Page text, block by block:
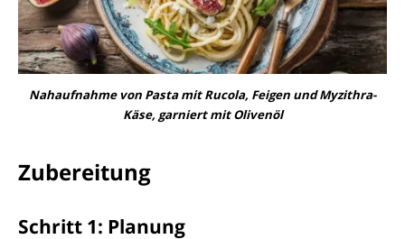
Nahaufnahme von Pasta mit Rucola, Feigen und Myzithra-
Käse, garniert mit Olivenöl
Zubereitung
Schritt 1: Planung